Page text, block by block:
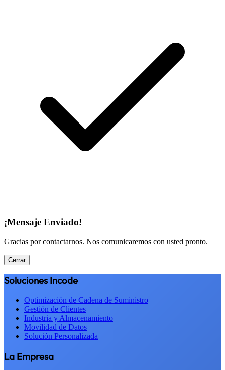
¡Mensaje Enviado!
Gracias por contactarnos. Nos comunicaremos con usted pronto.
Cerrar
Soluciones Incode
Optimización de Cadena de Suministro
Gestión de Clientes
Industria y Almacenamiento
Movilidad de Datos
Solución Personalizada
La Empresa